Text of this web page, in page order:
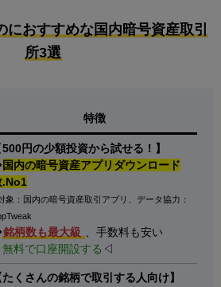
おすすめな国内暗号資産取引
所3選
特徴
500円の少額投資から試せる！】
国内の暗号資産アプリダウンロード
.No1
象：国内の暗号資産取引アプリ、データ協力：
銘柄数も最大級 、手数料も安い
無料で口座開設する ◁
たくさんの銘柄で取引する人向け】